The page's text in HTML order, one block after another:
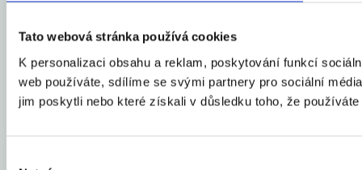
Tato webová stránka používá cookies
K personalizaci obsahu a reklam, poskytování funkcí
web používáte, sdílíme se svými partnery pro sociální
jim poskytli nebo které získali v důsledku toho, že